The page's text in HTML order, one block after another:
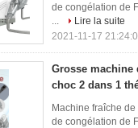
de congélation de
...
Lire la suite
2021-11-17
Grosse machine
choc 2 dans 1
Machine fraîche
de congélation de